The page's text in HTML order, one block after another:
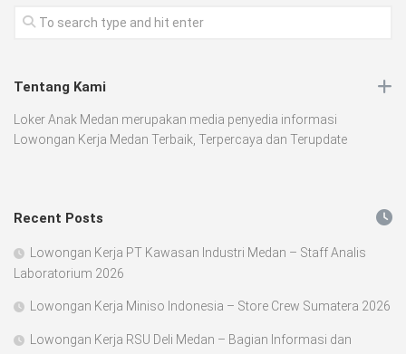
Tentang Kami
Loker Anak Medan merupakan media penyedia informasi
Lowongan Kerja Medan Terbaik, Terpercaya dan Terupdate
Recent Posts
Lowongan Kerja PT Kawasan Industri Medan – Staff Analis
Laboratorium 2026
Lowongan Kerja Miniso Indonesia – Store Crew Sumatera 2026
Lowongan Kerja RSU Deli Medan – Bagian Informasi dan